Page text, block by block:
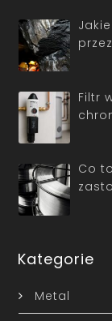
Filtr
Co
Kategorie
Metal